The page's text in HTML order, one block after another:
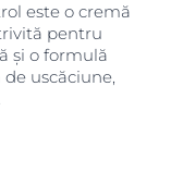
este o cremă
pentru
și o formulă
uscăciune,